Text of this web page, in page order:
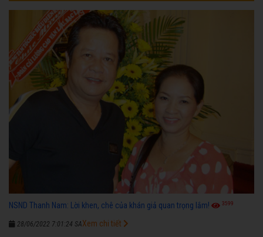
NSND Thanh Nam: Lời khen, chê của khán giả quan trọng lắm! 3599
28/06/2022 7:01:24 SAXem chi tiết